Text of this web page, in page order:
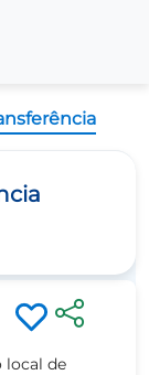
local de